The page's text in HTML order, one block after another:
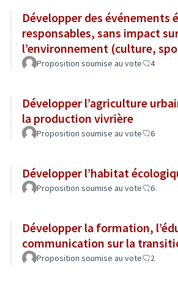
Développer des événements
responsables, sans impact
l’environnement (culture,
tourisme...)
Proposition soumise au vote 4
Développer l’agriculture
la production vivrière
Proposition soumise au vote 6
Développer l’habitat
Proposition soumise au vote 6
Développer la formation,
communication sur la
Proposition soumise au vote 2